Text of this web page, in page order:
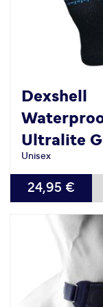
Dexshell
Ultralite
Unisex
VERFÜGBAR
24,95 €